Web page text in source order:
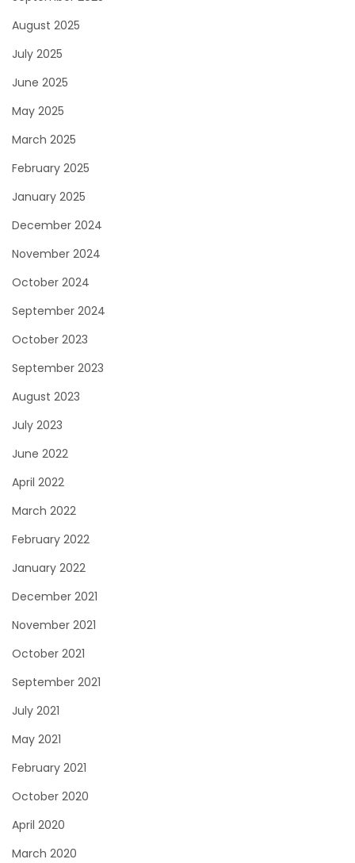
August 2025
July 2025
June 2025
May 2025
March 2025
February 2025
January 2025
December 2024
November 2024
October 2024
September 2024
October 2023
September 2023
August 2023
July 2023
June 2022
April 2022
March 2022
February 2022
January 2022
December 2021
November 2021
October 2021
September 2021
July 2021
May 2021
February 2021
October 2020
April 2020
March 2020